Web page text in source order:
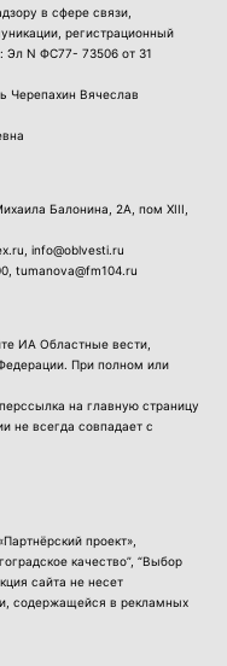
в сфере связи,
регистрационный
Эл N ФС77- 73506 от 31
Черепахин Вячеслав
Балонина, 2А, пом XIII,
info@oblvesti.ru
, tumanova@fm104.ru
ИА Областные вести,
При полном или
на главную страницу
не всегда совпадает с
проект»,
качество”, “Выбор
сайта не несет
содержащейся в рекламных